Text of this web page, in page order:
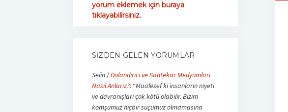
yorum eklemek için buraya
tıklayabilirsiniz.
SIZDEN GELEN YORUMLAR
Selin/Dolandırıcı ve Sahtekar Medyumları
Nasıl Anlarız?: “Maalesef ki insanların niyeti
ve davranışları çok kötü olabilir. Bizim
komşumuz hiçbir suçumuz olmamasına